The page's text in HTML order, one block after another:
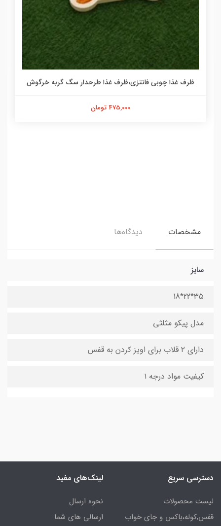
ظرف غذا چوبی فانتزی،ظرف غذا طرحدار سگ گربه خرگوش
475,000 تومان
مشخصات دیدگاه‌ها
سایز
۳۵*22*18
مدل پیکو مثلثی
دارای ۲ قلاب برای اویز کردن به قفس
کیفیت مواد درجه ۱
دسترسی سریع
لیست محصولات
قفس,کوله،باکس و جای خواب
لینک‌های مفید
نحوه ارسال
ارسالی های شما